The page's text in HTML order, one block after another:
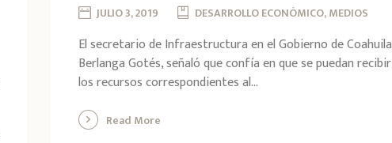
JULIO 3, 2019 DESARROLLO ECONÓMICO, MEDIOS
El secretario de Infraestructura en el Gobierno de
Berlanga Gotés, señaló que confía en que se puedan
los recursos correspondientes al...
Read More